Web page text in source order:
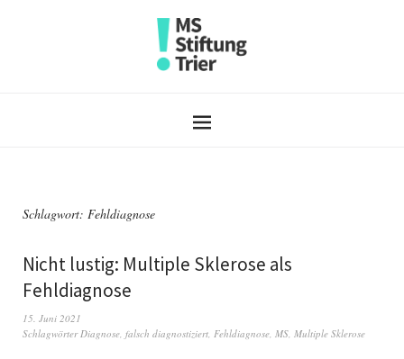
Schlagwort: Fehldiagnose
Nicht lustig: Multiple Sklerose als
Fehldiagnose
15. Juni 2021
Schlagwörter Diagnose falsch diagnostiziert Fehldiagnose MS Multiple Sklerose